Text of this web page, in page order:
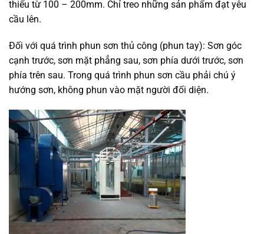
thiểu từ 100 – 200mm. Chỉ treo những sản phẩm đạt yêu
cầu lên.
Đối với quá trình phun sơn thủ công (phun tay): Sơn góc
cạnh trước, sơn mặt phẳng sau, sơn phía dưới trước, sơn
phía trên sau. Trong quá trình phun sơn cầu phải chú ý
hướng sơn, không phun vào mặt người đối diện.